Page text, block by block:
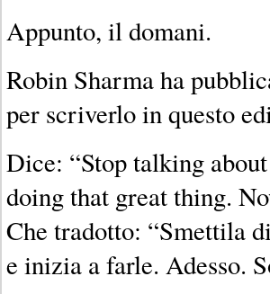
Appunto, il domani.
Robin Sharma ha
per scriverlo in questo
Dice: “Stop talking
doing that great thing.
Che tradotto: “Smettila
e inizia a farle. Adesso.